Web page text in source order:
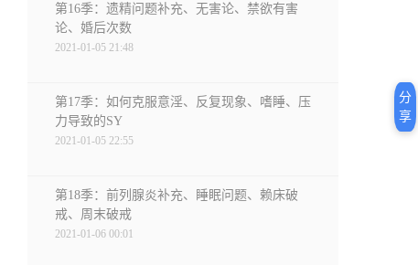
第16季：遗精问题补充、无害论、禁欲有害
论、婚后次数
2021-01-05 21:48
第17季：如何克服意淫、反复现象、嗜睡、压
力导致的SY
2021-01-05 22:55
第18季：前列腺炎补充、睡眠问题、赖床破
戒、周末破戒
2021-01-06 00:01
分
享